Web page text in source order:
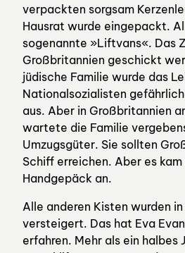
verpackten sorgsam
Hausrat wurde eingepackt.
sogenannte »Liftvans«. Das
Großbritannien geschickt
jüdische Familie wurde das
Nationalsozialisten
aus. Aber in Großbritannien
wartete die Familie
Umzugsgüter. Sie sollten
Schiff erreichen. Aber es kam
Handgepäck an.
Alle anderen Kisten wurden
versteigert. Das hat Eva
erfahren. Mehr als ein halbes